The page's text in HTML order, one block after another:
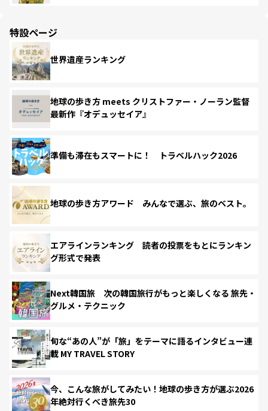
特設ページ
世界遺産ランキング
地球の歩き方 meets クリストファー・ノーラン監督
最新作『オデュッセイア』
準備も滞在もスマートに！ トラベルハック2026
地球の歩き方アワード みんなで選ぶ、旅のベスト。
エアラインランキング 読者の投票をもとにランキン
グ形式で発表
Next韓国旅 次の韓国旅行がもっと楽しくなる 旅先・
グルメ・テクニック
旬な“あの人”が「旅」をテーマに語るインタビュー連
載 MY TRAVEL STORY
今、こんな旅がしてみたい！地球の歩き方が選ぶ2026
年絶対行くべき旅先30